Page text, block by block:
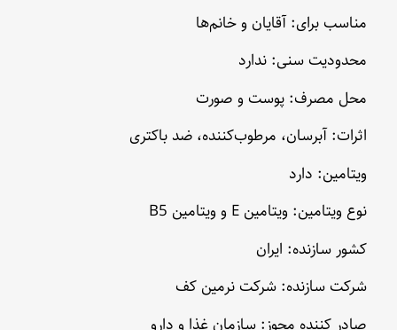
مناسب برای: آقایان و خانم‌ها
محدودیت سنی: ندارد
محل مصرف: پوست و صورت
اثرات: آبرسان، مرطوب‌کننده، ضد باکتری
ویتامین: دارد
نوع ویتامین: ویتامین E و ویتامین B5
کشور سازنده: ایران
شرکت سازنده: شرکت نرمین کف
صادر کننده مجوز: سازمان غذا و دارو